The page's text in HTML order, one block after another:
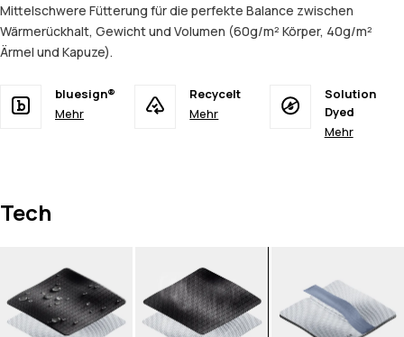
Mittelschwere Fütterung für die perfekte Balance zwischen
Wärmerückhalt, Gewicht und Volumen (60g/m² Körper, 40g/m²
Ärmel und Kapuze).
bluesign®
Mehr
Recycelt
Mehr
Solution
Dyed
Mehr
Tech